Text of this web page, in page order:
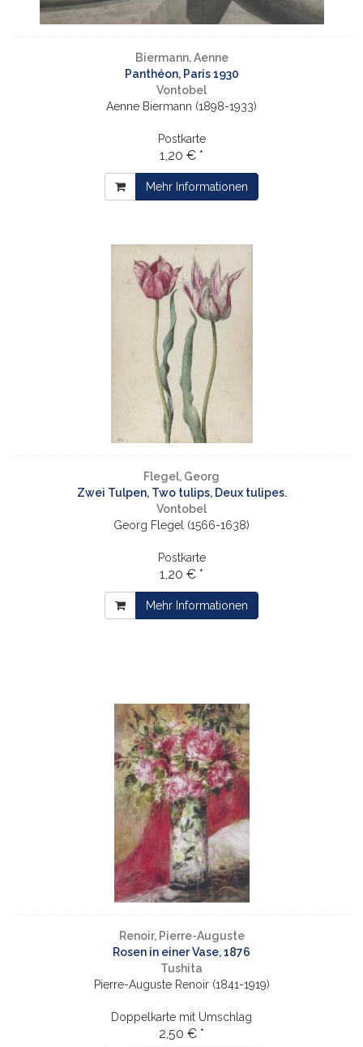
Biermann, Aenne
Panthéon, Paris 1930
Vontobel
Aenne Biermann (1898-1933)
Postkarte
1,20 € *
Mehr Informationen
Flegel, Georg
Zwei Tulpen, Two tulips, Deux tulipes.
Vontobel
Georg Flegel (1566-1638)
Postkarte
1,20 € *
Mehr Informationen
Renoir, Pierre-Auguste
Rosen in einer Vase, 1876
Tushita
Pierre-Auguste Renoir (1841-1919)
Doppelkarte mit Umschlag
2,50 € *